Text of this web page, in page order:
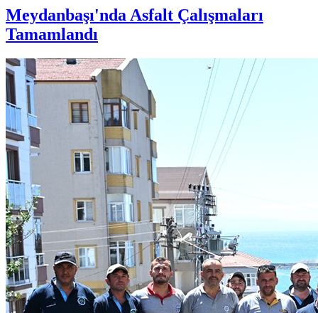
Meydanbaşı'nda Asfalt Çalışmaları
Tamamlandı